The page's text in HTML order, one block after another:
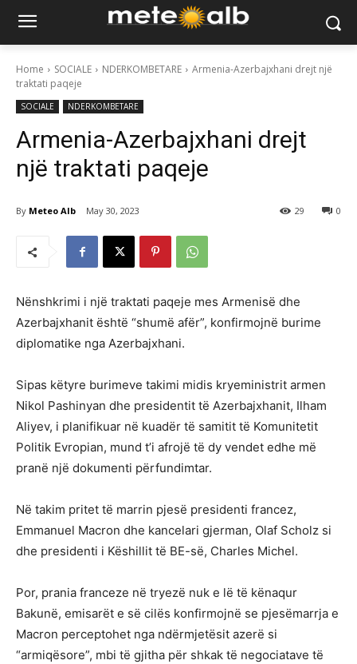
Home SOCIALE NDERKOMBETARE
Armenia-Azerbajxhani drejt një
traktati paqeje
SOCIALE NDERKOMBETARE
Armenia-Azerbajxhani drejt
një traktati paqeje
By Meteo Alb May 30, 2023 0
29
Nënshkrimi i një traktati paqeje mes Armenisë dhe
Azerbajxhanit është “shumë afër”, konfirmojnë burime
diplomatike nga Azerbajxhani.
Sipas këtyre burimeve takimi midis kryeministrit armen
Nikol Pashinyan dhe presidentit të Azerbajxhanit, Ilham
Aliyev, i planifikuar në kuadër të samitit të Komunitetit
Politik Evropian, mund t’i afrojë të dy vendet edhe më
pranë një dokumenti përfundimtar.
Në takim pritet të marrin pjesë presidenti francez,
Emmanuel Macron dhe kancelari gjerman, Olaf Scholz si
dhe presidenti i Këshillit të BE-së, Charles Michel.
Por, prania franceze në tryezë nuk e lë të kënaqur
Bakunë, emisarët e së cilës konfirmojnë se pjesëmarrja e
Macron perceptohet nga ndërmjetësit azerë si
“armiqësore”, mbi të gjitha për shkak të negociatave të